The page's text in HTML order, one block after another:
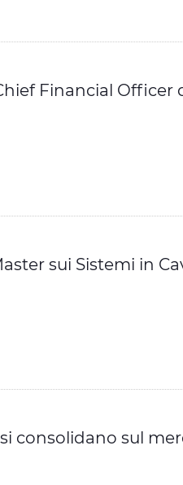
Financial Officer
sui Sistemi in
consolidano sul